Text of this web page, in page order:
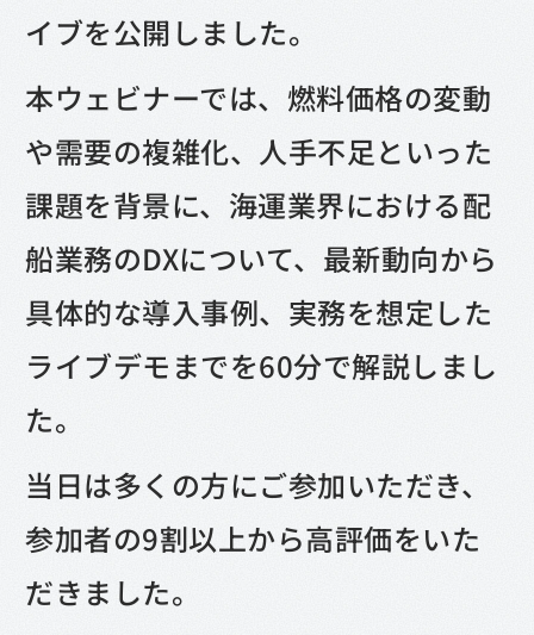
イブを公開しました。
本ウェビナーでは、燃料価格の変動
や需要の複雑化、人手不足といった
課題を背景に、海運業界における配
船業務のDXについて、最新動向から
具体的な導入事例、実務を想定した
ライブデモまでを60分で解説しまし
た。
当日は多くの方にご参加いただき、
参加者の9割以上から高評価をいた
だきました。